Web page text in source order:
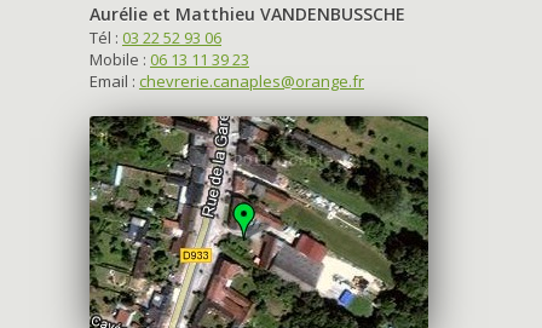
Aurélie et Matthieu VANDENBUSSCHE
Tél : 03 22 52 93 06
Mobile : 06 13 11 39 23
Email : chevrerie.canaples@orange.fr